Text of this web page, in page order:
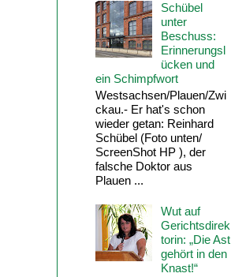
Schübel
unter
Beschuss:
Erinnerungsl
ücken und
ein Schimpfwort
Westsachsen/Plauen/Zwi
ckau.- Er hat's schon
wieder getan: Reinhard
Schübel (Foto unten/
ScreenShot HP ), der
falsche Doktor aus
Plauen ...
Wut auf
Gerichtsdirek
torin: „Die Ast
gehört in den
Knast!“